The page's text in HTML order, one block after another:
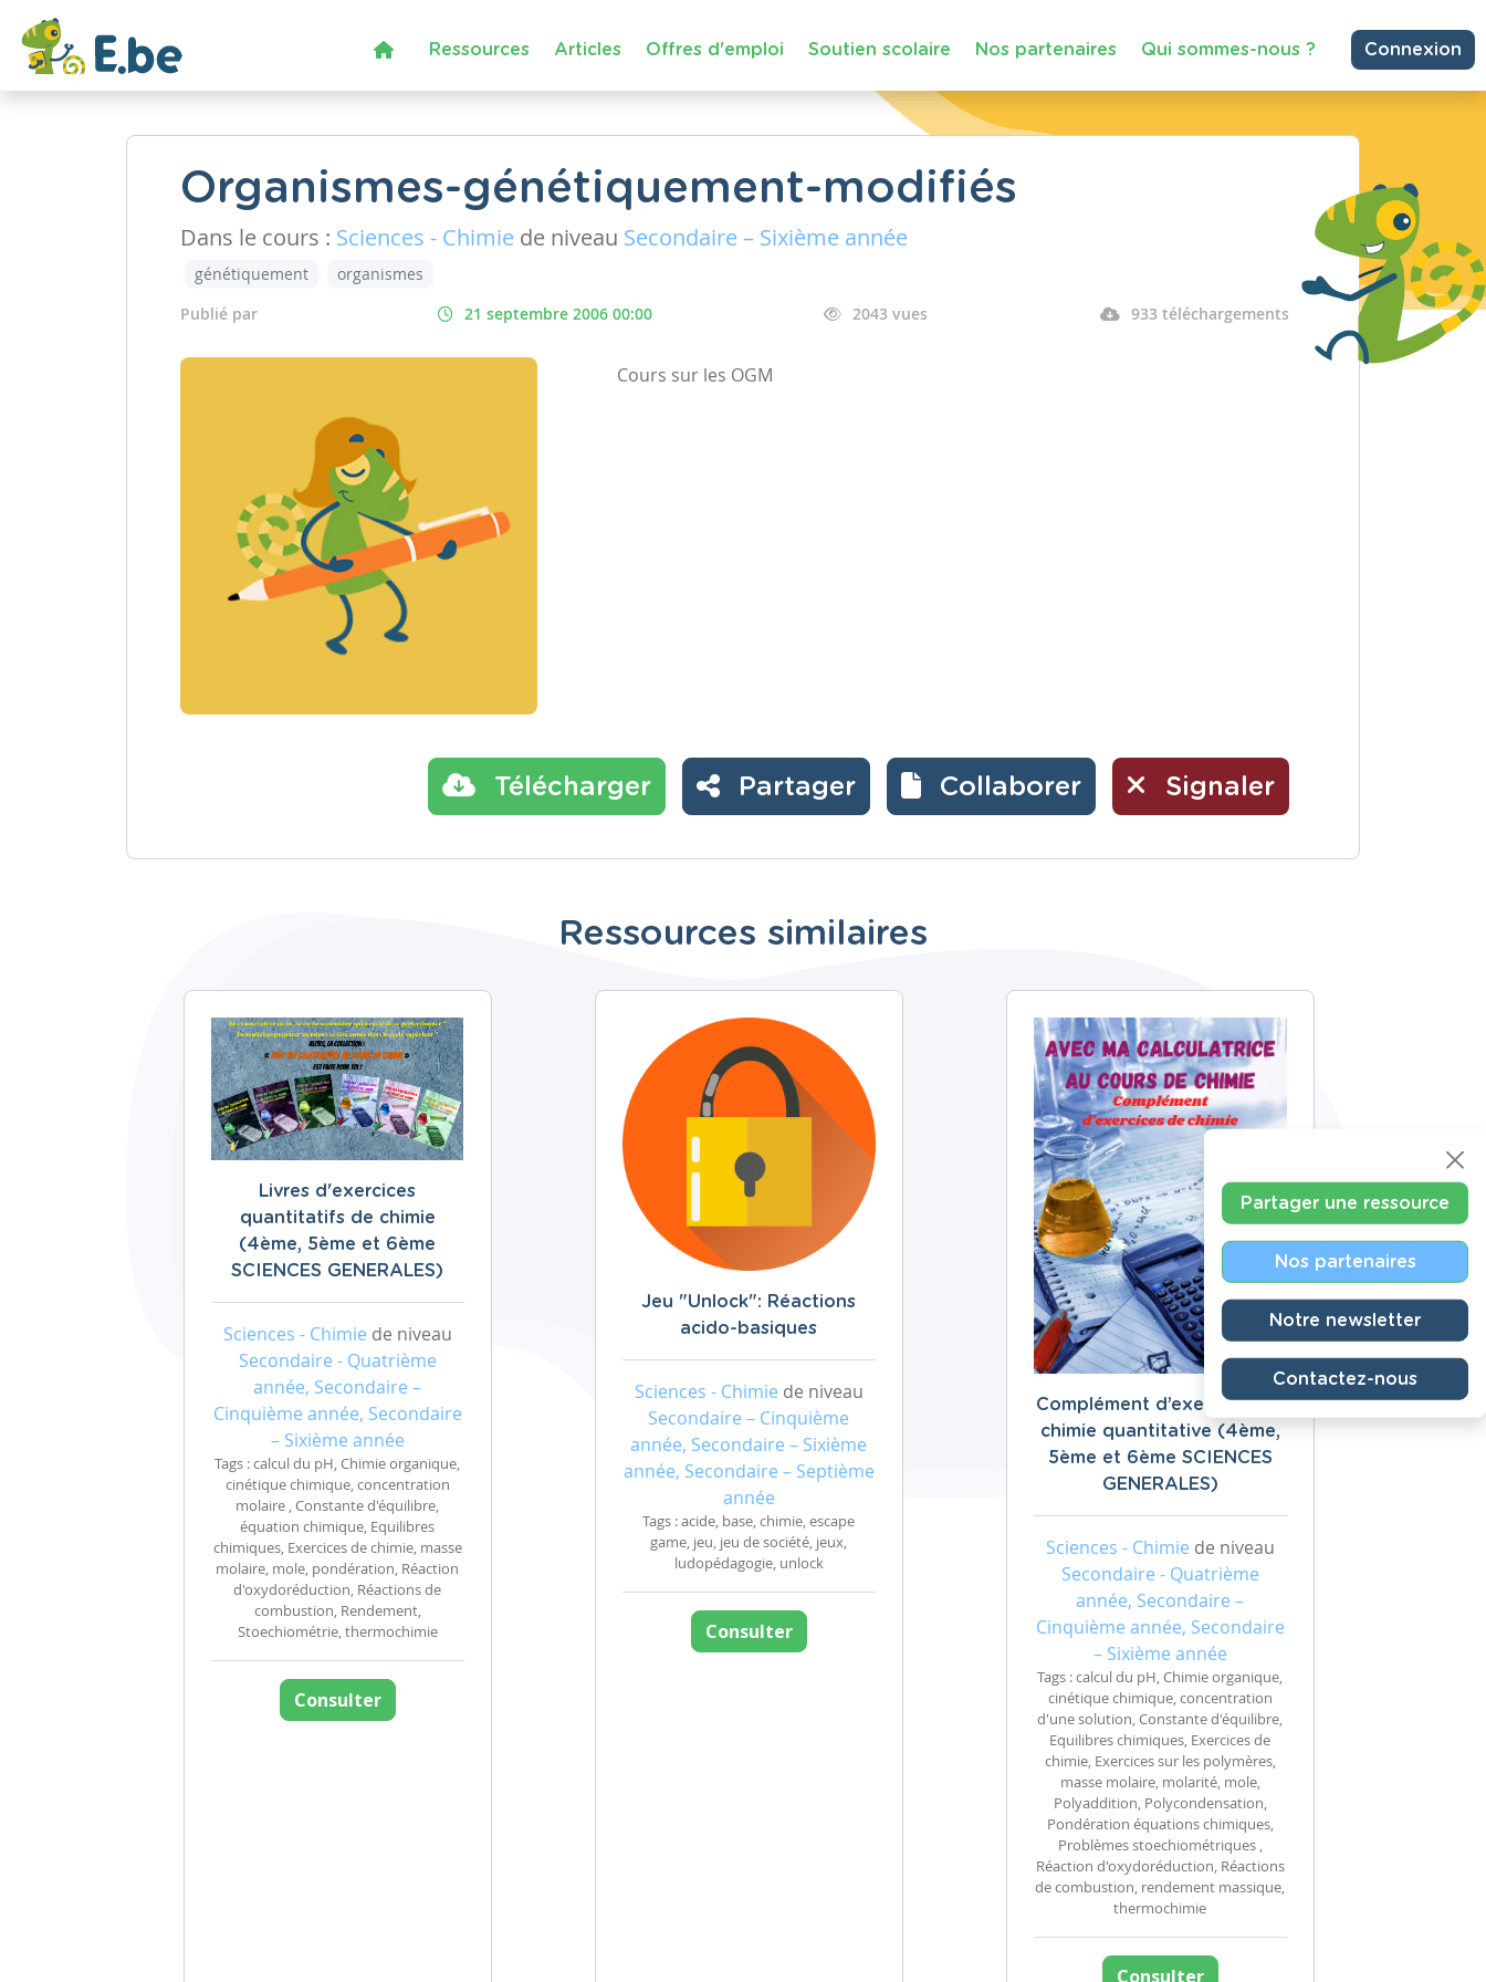
Ressources Articles Offres d'emploi Soutien scolaire Nos partenaires Qui sommes-nous ? Connexion
Organismes-génétiquement-modifiés
Dans le cours : Sciences - Chimie de niveau Secondaire – Sixième année
génétiquement
organismes
Publié par
21 septembre 2006 00:00 2043 vues 933 téléchargements
Cours sur les OGM
Télécharger Partager Collaborer Signaler
Ressources similaires
Livres d'exercices
quantitatifs de chimie
(4ème, 5ème et 6ème
SCIENCES GENERALES)
Sciences - Chimie de niveau
Secondaire - Quatrième
année, Secondaire –
Cinquième année, Secondaire
– Sixième année
Tags : calcul du pH, Chimie organique,
cinétique chimique, concentration
molaire , Constante d'équilibre,
équation chimique, Equilibres
chimiques, Exercices de chimie, masse
molaire, mole, pondération, Réaction
d'oxydoréduction, Réactions de
combustion, Rendement,
Stoechiométrie, thermochimie
Consulter
Jeu "Unlock": Réactions
acido-basiques
Sciences - Chimie de niveau
Secondaire – Cinquième
année, Secondaire – Sixième
année, Secondaire – Septième
année
Tags : acide, base, chimie, escape
game, jeu, jeu de société, jeux,
ludopédagogie, unlock
Consulter
Complément d’exercices de
chimie quantitative (4ème,
5ème et 6ème SCIENCES
GENERALES)
Sciences - Chimie de niveau
Secondaire - Quatrième
année, Secondaire –
Cinquième année, Secondaire
– Sixième année
Tags : calcul du pH, Chimie organique,
cinétique chimique, concentration
d'une solution, Constante d'équilibre,
Equilibres chimiques, Exercices de
chimie, Exercices sur les polymères,
masse molaire, molarité, mole,
Polyaddition, Polycondensation,
Pondération équations chimiques,
Problèmes stoechiométriques ,
Réaction d'oxydoréduction, Réactions
de combustion, rendement massique,
thermochimie
Consulter
Partager une ressource
Nos partenaires
Notre newsletter
Contactez-nous